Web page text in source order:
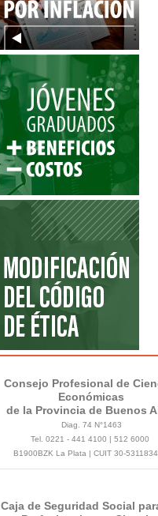
Consejo Profesional de
Económicas
de la Provincia de Buenos
Diag. 74 N°1463
Tel. 0221 - 441 4100 | 512 6000
B1900BZK La Plata | CUIT 30-
Caja de Seguridad Social